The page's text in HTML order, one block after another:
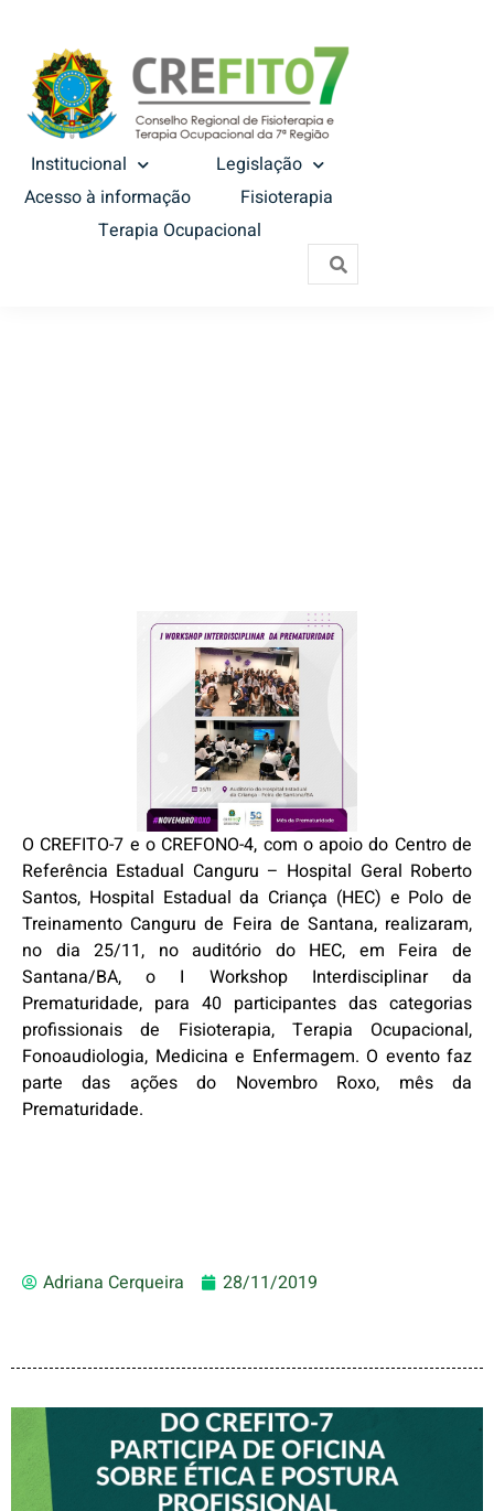
Institucional
Legislação
Acesso à informação
Fisioterapia
Terapia Ocupacional
O CREFITO-7 e o CREFONO-4, com o apoio do Centro de
Referência Estadual Canguru – Hospital Geral Roberto
Santos, Hospital Estadual da Criança (HEC) e Polo de
Treinamento Canguru de Feira de Santana, realizaram,
no dia 25/11, no auditório do HEC, em Feira de
Santana/BA, o I Workshop Interdisciplinar da
Prematuridade, para 40 participantes das categorias
profissionais de Fisioterapia, Terapia Ocupacional,
Fonoaudiologia, Medicina e Enfermagem. O evento faz
parte das ações do Novembro Roxo, mês da
Prematuridade.
Adriana Cerqueira 28/11/2019